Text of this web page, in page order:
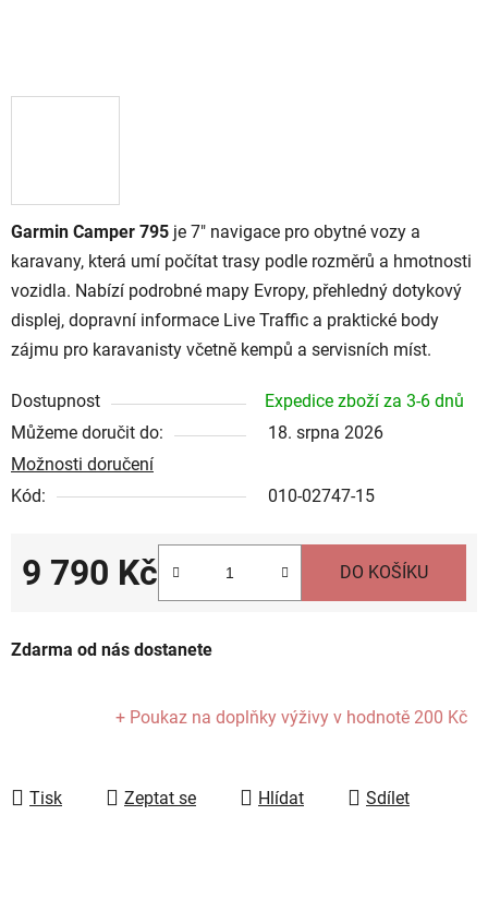
Garmin Camper 795 je 7" navigace pro obytné vozy a
karavany, která umí počítat trasy podle rozměrů a hmotnosti
vozidla. Nabízí podrobné mapy Evropy, přehledný dotykový
displej, dopravní informace Live Traffic a praktické body
zájmu pro karavanisty včetně kempů a servisních míst.
Dostupnost
Expedice zboží za 3-6 dnů
Můžeme doručit do:
18. srpna 2026
Možnosti doručení
Kód:
010-02747-15
9 790 Kč DO KOŠÍKU
Zdarma od nás dostanete
+ Poukaz na doplňky výživy v hodnotě 200 Kč
Tisk Zeptat se Hlídat Sdílet